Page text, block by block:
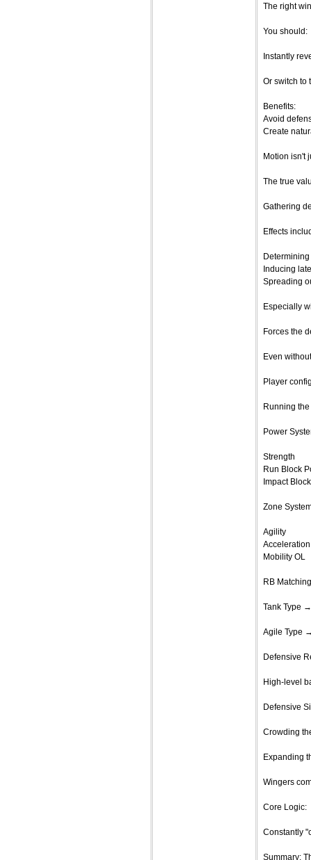
The right
You should:
Instantly
Or switch to
Benefits:
Avoid
Create
Motion isn't
The true
Gathering
Effects
Inducing
Spreading
Especially
Forces the
Even
Player
Running
Power
Strength
Run Block
Impact Block
Zone
Agility
Acceleration
Mobility OL
RB
Tank Type
Agile Type
Defensive
High-level
Defensive
Crowding
Expanding
Wingers
Core Logic:
Constantly
Summary: